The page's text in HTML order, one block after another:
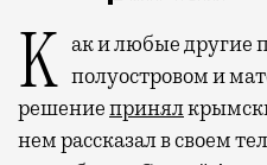
Как и любые другие поезда между полуостровом и
решениепринял
нем рассказал в своем